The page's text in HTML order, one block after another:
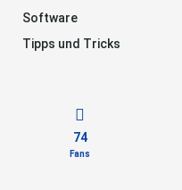
Software
Tipps und Tricks
74
Fans